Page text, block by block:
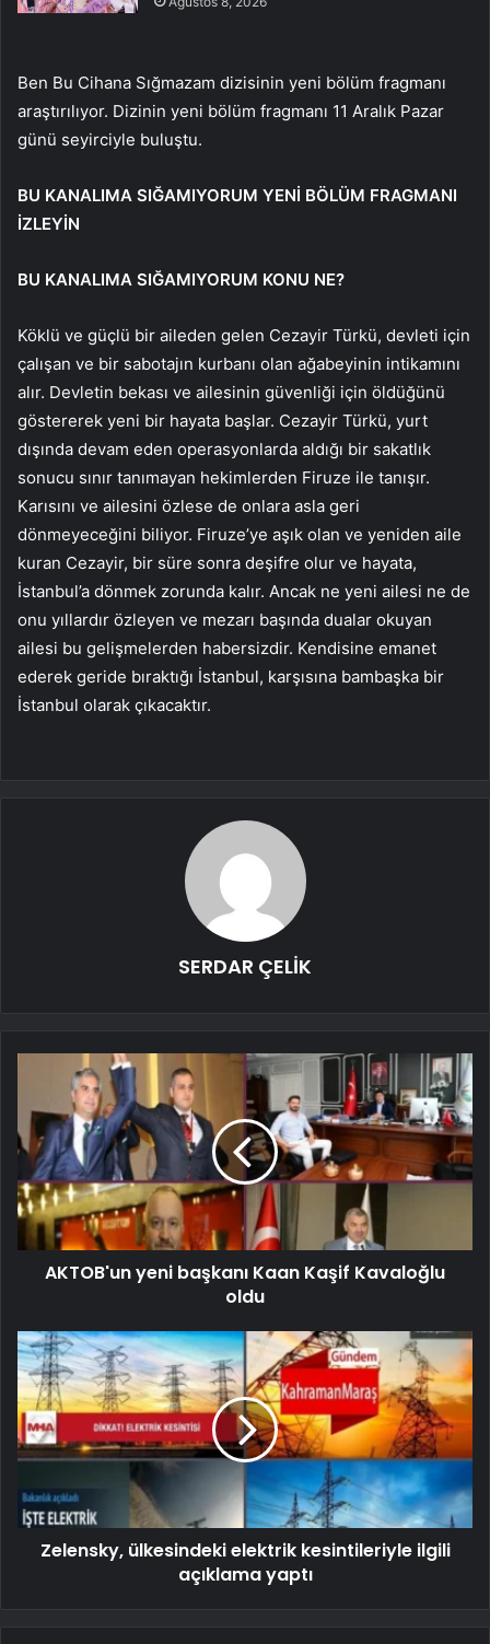
Ben Bu Cihana Sığmazam dizisinin yeni bölüm fragmanı
araştırılıyor. Dizinin yeni bölüm fragmanı 11 Aralık Pazar
günü seyirciyle buluştu.
BU KANALIMA SIĞAMIYORUM YENİ BÖLÜM FRAGMANI
İZLEYİN
BU KANALIMA SIĞAMIYORUM KONU NE?
Köklü ve güçlü bir aileden gelen Cezayir Türkü, devleti için
çalışan ve bir sabotajın kurbanı olan ağabeyinin intikamını
alır. Devletin bekası ve ailesinin güvenliği için öldüğünü
göstererek yeni bir hayata başlar. Cezayir Türkü, yurt
dışında devam eden operasyonlarda aldığı bir sakatlık
sonucu sınır tanımayan hekimlerden Firuze ile tanışır.
Karısını ve ailesini özlese de onlara asla geri
dönmeyeceğini biliyor. Firuze’ye aşık olan ve yeniden aile
kuran Cezayir, bir süre sonra deşifre olur ve hayata,
İstanbul’a dönmek zorunda kalır. Ancak ne yeni ailesi ne de
onu yıllardır özleyen ve mezarı başında dualar okuyan
ailesi bu gelişmelerden habersizdir. Kendisine emanet
ederek geride bıraktığı İstanbul, karşısına bambaşka bir
İstanbul olarak çıkacaktır.
SERDAR ÇELİK
AKTOB'un yeni başkanı Kaan Kaşif Kavaloğlu
oldu
Zelensky, ülkesindeki elektrik kesintileriyle ilgili
açıklama yaptı